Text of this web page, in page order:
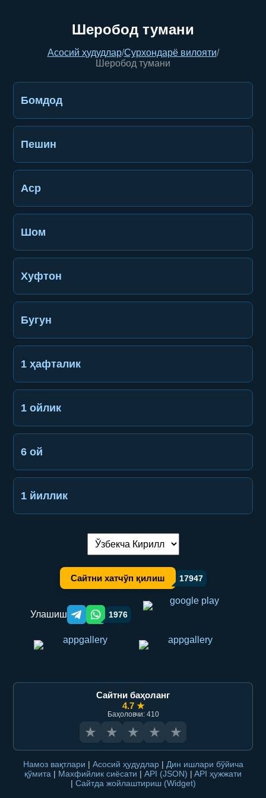
Шеробод тумани
Асосий ҳудудлар/Сурхондарё вилояти/
Шеробод тумани
Бомдод
Пешин
Аср
Шом
Хуфтон
Бугун
1 ҳафталик
1 ойлик
6 ой
1 йиллик
Тилни алмаштириш:
Сайтни хатчўп қилиш 17947
Улашиш Telegram orqali ulashish
WhatsApp orqali ulashish
1976
Сайтни баҳоланг
4.7 ★
Баҳоловчи: 410
★ ★ ★ ★ ★
Намоз вақтлари | Асосий ҳудудлар | Дин ишлари бўйича
қўмита | Махфийлик сиёсати | API (JSON) | API ҳужжати
| Сайтда жойлаштириш (Widget)